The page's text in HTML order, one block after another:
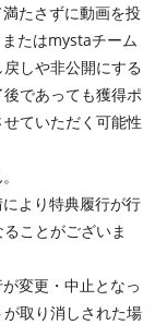
たさずに動画を投
たはmystaチーム
しや非公開にする
であっても獲得ポ
ていただく可能性
より特典履行が行
ことがございま
変更・中止となっ
取り消しされた場